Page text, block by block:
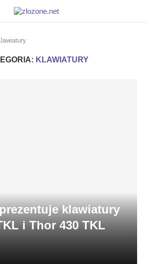
KLAWIATURY
klawiatury
i Thor 430 TKL